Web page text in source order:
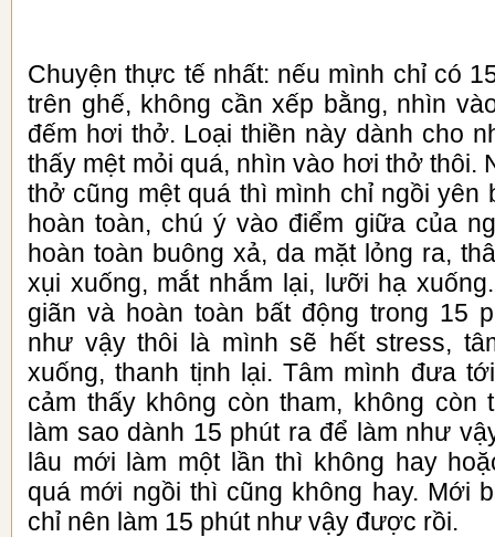
Chuyện thực tế nhất: nếu mình chỉ có
trên ghế, không cần xếp bằng, nhìn
đếm hơi thở. Loại thiền này dành cho
thấy mệt mỏi quá, nhìn vào hơi thở thôi.
thở cũng mệt quá thì mình chỉ ngồi yên
hoàn toàn, chú ý vào điểm giữa của
hoàn toàn buông xả, da mặt lỏng ra,
xụi xuống, mắt nhắm lại, lưỡi hạ
giãn và hoàn toàn bất động trong 15
như vậy thôi là mình sẽ hết stress,
xuống, thanh tịnh lại. Tâm mình đưa
cảm thấy không còn tham, không còn
làm sao dành 15 phút ra để làm như
lâu mới làm một lần thì không hay
quá mới ngồi thì cũng không hay. Mới
chỉ nên làm 15 phút như vậy được rồi.